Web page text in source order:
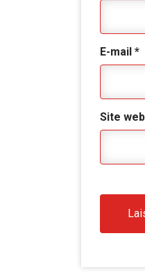
E-mail *
Site web